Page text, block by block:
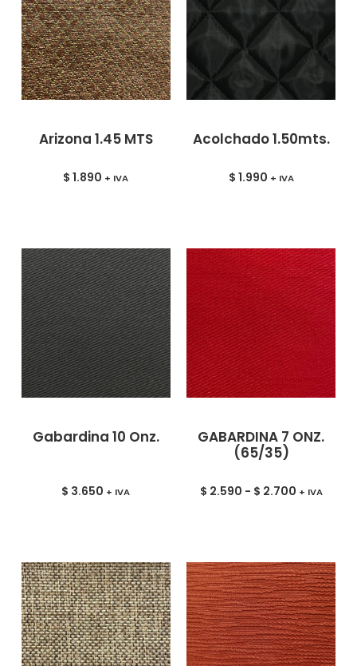
Arizona 1.45 MTS
$ 1.890 + IVA
Acolchado 1.50mts.
$ 1.990 + IVA
Gabardina 10 Onz.
$ 3.650 + IVA
GABARDINA 7 ONZ.
(65/35)
$ 2.590 - $ 2.700 + IVA